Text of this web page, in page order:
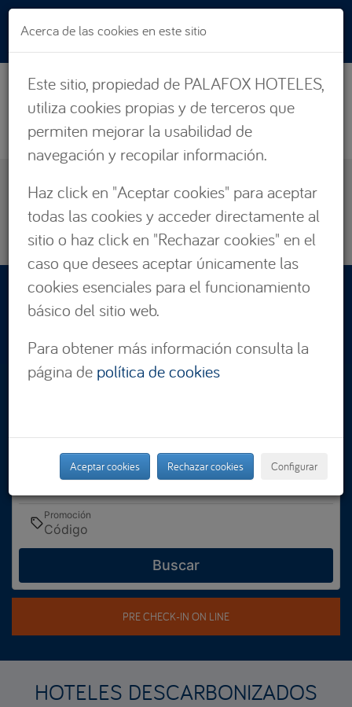
Pasar al contenido principal
EXPERIENCIAS
ZARAGOZA
CÁDIZ
RESERVAS:
Cuándo
Entrada — Salida
Quién
Promoción
Buscar
PRE CHECK-IN ON LINE
HOTELES DESCARBONIZADOS
Acerca de las cookies en este sitio
Este sitio, propiedad de PALAFOX HOTELES,
utiliza cookies propias y de terceros que
permiten mejorar la usabilidad de
navegación y recopilar información.
Haz click en "Aceptar cookies" para aceptar
todas las cookies y acceder directamente al
sitio o haz click en "Rechazar cookies" en el
caso que desees aceptar únicamente las
cookies esenciales para el funcionamiento
básico del sitio web.
Para obtener más información consulta la
página de política de cookies
Aceptar cookies Rechazar cookies Configurar